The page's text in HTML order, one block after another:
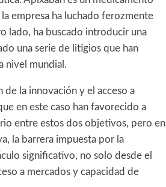
empresa ha luchado ferozmente
lado, ha buscado introducir una
una serie de litigios que han
nivel mundial.
de la innovación y el acceso a
en este caso han favorecido a
entre estos dos objetivos, pero en
la barrera impuesta por la
significativo, no solo desde el
a mercados y capacidad de